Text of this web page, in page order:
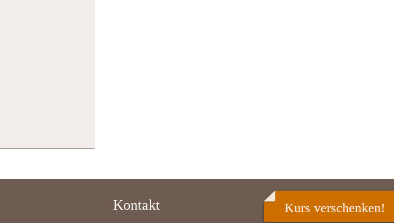
Kontakt Kurs verschenken!